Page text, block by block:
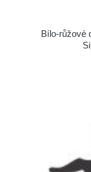
Bílo-růžové